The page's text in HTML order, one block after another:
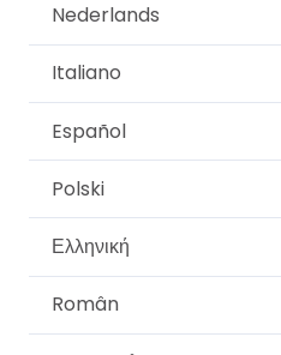
Nederlands
Italiano
Español
Polski
Ελληνική
Român